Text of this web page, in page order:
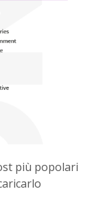
più popolari